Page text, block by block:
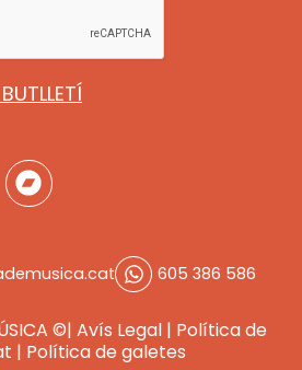
605 386 586
©| Avís Legal | Política de
| Política de galetes